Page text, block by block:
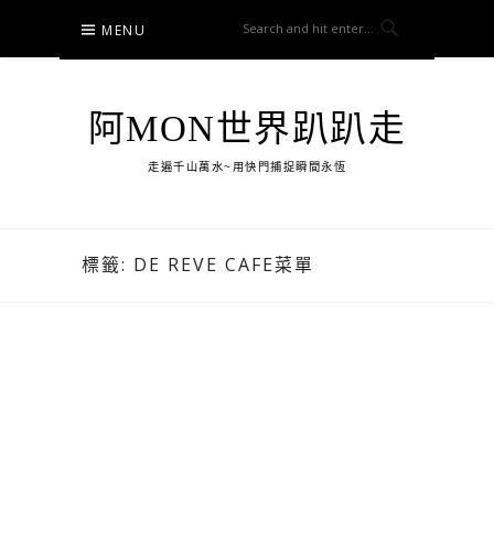
content
MENU
阿MON世界趴趴走
走遍千山萬水~用快門捕捉瞬間永恆
標籤: DE REVE CAFE菜單